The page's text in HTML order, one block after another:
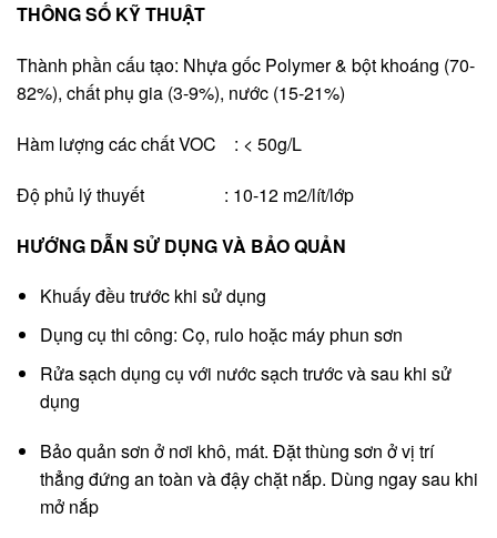
THÔNG SỐ KỸ THUẬT
Thành phần cấu tạo: Nhựa gốc Polymer & bột khoáng (70-
82%), chất phụ gia (3-9%), nước (15-21%)
Hàm lượng các chất VOC : < 50g/L
Độ phủ lý thuyết : 10-12 m2/lít/lớp
HƯỚNG DẪN SỬ DỤNG VÀ BẢO QUẢN
Khuấy đều trước khi sử dụng
Dụng cụ thi công: Cọ, rulo hoặc máy phun sơn
Rửa sạch dụng cụ với nước sạch trước và sau khi sử
dụng
Bảo quản sơn ở nơi khô, mát. Đặt thùng sơn ở vị trí
thẳng đứng an toàn và đậy chặt nắp. Dùng ngay sau khi
mở nắp